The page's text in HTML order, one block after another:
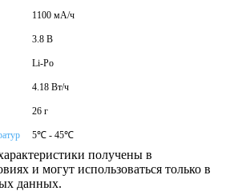
1100 мА/ч
3.8 В
Li-Po
4.18 Вт/ч
26 г
5℃ - 45℃
получены в
и могут использоваться только в
данных.